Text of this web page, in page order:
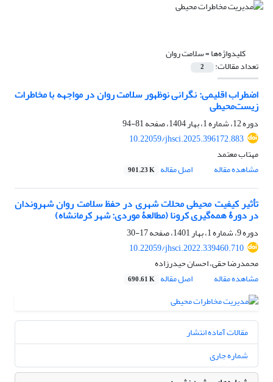
کلیدواژه‌ها =سلامت روان
تعداد مقالات: 2
اضطراب اقلیمی: نگرانی نوظهور سلامت روان در مواجهه با مخاطرات
زیست‌محیطی
دوره 12، شماره 1، بهار 1404، صفحه
81-94
10.22059/jhsci.2025.396172.883
مهتاب معتمد
مشاهده مقاله
اصل مقاله 901.23 K
تأثیر کیفیت محیطی محلات شهری در حفظ سلامت روان شهروندان
در دورۀ همه‌گیری کرونا (مطالعۀ موردی: شهر کرمانشاه)
دوره 9، شماره 1، بهار 1401، صفحه
17-30
10.22059/jhsci.2022.339460.710
محمدرضا حقی، احسان حیدرزاده
مشاهده مقاله
اصل مقاله 690.61 K
مقالات آماده انتشار
شماره جاری